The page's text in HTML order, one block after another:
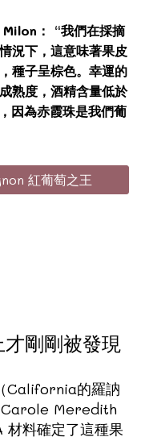
： “我們在採摘
況下，這意味著果皮
種子呈棕色。幸運的
熟度，酒精含量低於
因為赤霞珠是我們葡
紅葡萄之王
剛剛被發現
California的羅訥
Carole Meredith
材料確定了這種果